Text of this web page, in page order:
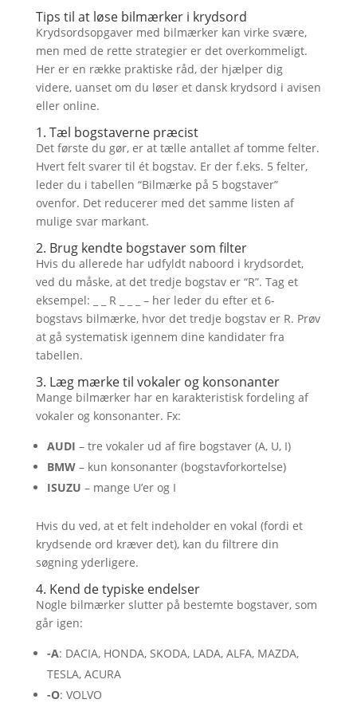
Tips til at løse bilmærker i krydsord
Krydsordsopgaver med bilmærker kan virke svære,
men med de rette strategier er det overkommeligt.
Her er en række praktiske råd, der hjælper dig
videre, uanset om du løser et dansk krydsord i avisen
eller online.
1. Tæl bogstaverne præcist
Det første du gør, er at tælle antallet af tomme felter.
Hvert felt svarer til ét bogstav. Er der f.eks. 5 felter,
leder du i tabellen “Bilmærke på 5 bogstaver”
ovenfor. Det reducerer med det samme listen af
mulige svar markant.
2. Brug kendte bogstaver som filter
Hvis du allerede har udfyldt naboord i krydsordet,
ved du måske, at det tredje bogstav er “R”. Tag et
eksempel: _ _ R _ _ _ – her leder du efter et 6-
bogstavs bilmærke, hvor det tredje bogstav er R. Prøv
at gå systematisk igennem dine kandidater fra
tabellen.
3. Læg mærke til vokaler og konsonanter
Mange bilmærker har en karakteristisk fordeling af
vokaler og konsonanter. Fx:
AUDI – tre vokaler ud af fire bogstaver (A, U, I)
BMW– kun konsonanter (bogstavforkortelse)
ISUZU – mange U’er og I
Hvis du ved, at et felt indeholder en vokal (fordi et
krydsende ord kræver det), kan du filtrere din
søgning yderligere.
4. Kend de typiske endelser
Nogle bilmærker slutter på bestemte bogstaver, som
går igen:
-A: DACIA, HONDA, SKODA, LADA, ALFA, MAZDA,
TESLA, ACURA
-O: VOLVO